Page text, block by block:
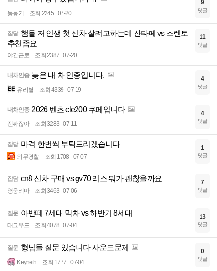
둥둥기 조회 2245 07-20
9
댓글
잡담 햄들 저 인생 첫 신차 살려고하는데 산타페 vs 소렌토
추천좀요
야간근로 조회 2387 07-20
11
댓글
내차인증 늦은 내 차 인증입니다.
유리별 조회 4339 07-19
4
댓글
내차인증 2026 벤츠 cle200 쿠페입니다
진짜잖아 조회 3283 07-11
4
댓글
잡담 마격 한번씩 부탁드리겠습니다
의무경찰 조회 1708 07-07
1
댓글
잡담 cn8 신차 구매 vs gv70 리스 뭐가 괜찮을까요
영웅리마 조회 3463 07-06
7
댓글
질문 아반떼 7세대 막차 vs 하반기 8세대
대그우드 조회 4078 07-04
13
댓글
질문 형님들 질문 있습니다 사운드문제
Keyneth 조회 1777 07-04
0
댓글